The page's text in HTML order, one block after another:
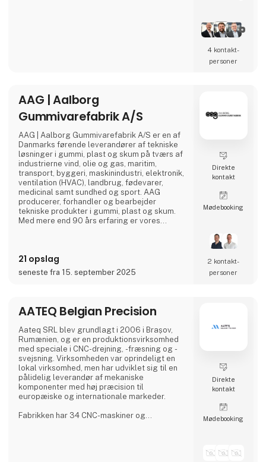
4 kontakt­
personer
AAG | Aalborg
Gummivarefabrik A/S
AAG | Aalborg Gummivarefabrik A/S er en af
Danmarks førende leverandører af tekniske
løsninger i gummi, plast og skum på tværs af
industrierne vind, olie og gas, maritim,
transport, byggeri, maskinindustri, elektronik,
ventilation (HVAC), landbrug, fødevarer,
medicinal samt sundhed og sport. AAG
producerer, forhandler og bearbejder
tekniske produkter i gummi, plast og skum.
Med mere end 90 års erfaring er vores
21 opslag
seneste fra 15. september 2025
Direkte
kontakt
Møde­booking
2 kontakt­
personer
AATEQ Belgian Precision
Aateq SRL blev grundlagt i 2006 i Brașov,
Rumænien, og er en produktionsvirksomhed
med speciale i CNC-drejning, -fræsning og -
svejsning. Virksomheden var oprindeligt en
lokal virksomhed, men har udviklet sig til en
pålidelig leverandør af mekaniske
komponenter med høj præcision til
europæiske og internationale markeder.
Fabrikken har 34 CNC-maskiner og
Direkte
kontakt
Møde­booking